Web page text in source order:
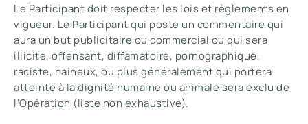
Le Participant doit respecter les lois et règlements en
vigueur. Le Participant qui poste un commentaire qui
aura un but publicitaire ou commercial ou qui sera
illicite, offensant, diffamatoire, pornographique,
raciste, haineux, ou plus généralement qui portera
atteinte à la dignité humaine ou animale sera exclu de
l’Opération (liste non exhaustive).